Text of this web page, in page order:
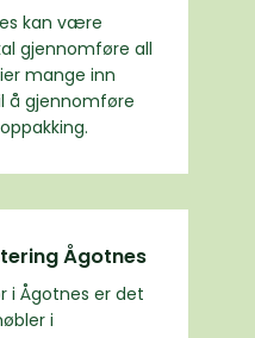
kan være
gjennomføre all
mange inn
å gjennomføre
Ågotnes
i Ågotnes er det
i